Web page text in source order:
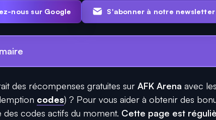
nous sur Google S'abonner à notre newsletter
des récompenses gratuites sur AFK Arena avec
codes) ? Pour vous aider à obtenir des
des codes actifs du moment. Cette page est